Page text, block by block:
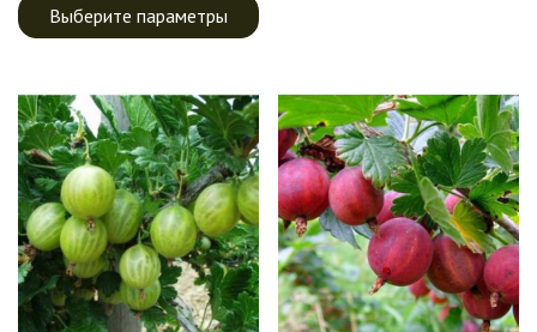
Выберите параметры